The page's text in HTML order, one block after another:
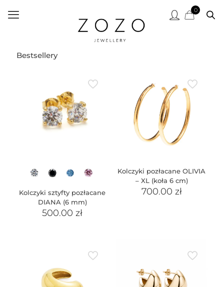
0
Bestsellery
Kolczyki sztyfty pozłacane
DIANA (6 mm)
500.00zł
Kolczyki pozłacane OLIVIA
– XL (koła 6 cm)
700.00 zł